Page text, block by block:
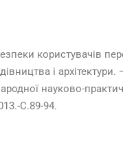
користувачів
і
науково-
С.89-94.